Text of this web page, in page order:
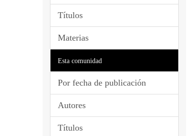
Títulos
Materias
Esta comunidad
Por fecha de publicación
Autores
Títulos